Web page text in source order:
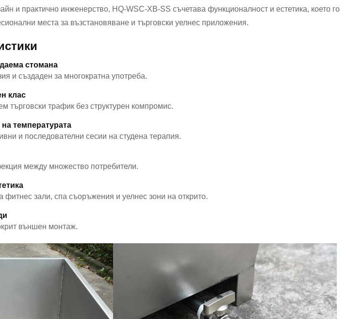
и практично инженерство, HQ-WSC-XB-SS съчетава функционалност и естетика, което го
места за възстановяване и търговски уелнес приложения.
стомана
и създаден за многократна употреба.
клас
търговски трафик без структурен компромис.
температурата
и последователни сесии на студена терапия.
между множество потребители.
зали, спа съоръжения и уелнес зони на открито.
външен монтаж.